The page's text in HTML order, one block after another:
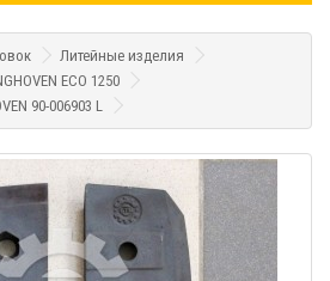
Литейные изделия
ECO 1250
90-006903 L